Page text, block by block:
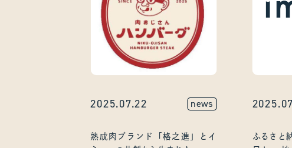
2025.07.22 news
熟成肉ブランド「格之進」とイ
ふるさと